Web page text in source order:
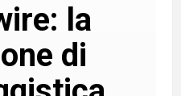
la
di